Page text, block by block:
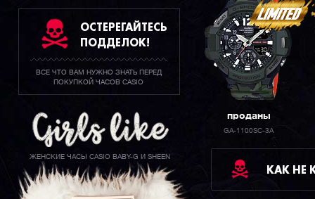
ОСТЕРЕГАЙТЕСЬ
ПОДДЕЛОК!
ВСЕ ЧТО ВАМ НУЖНО ЗНАТЬ ПЕРЕД
ПОКУПКОЙ ЧАСОВ CASIO
ЖЕНСКИЕ ЧАСЫ CASIO BABY-G И SHEEN
проданы
GA-1100SC-3A
КАК НЕ